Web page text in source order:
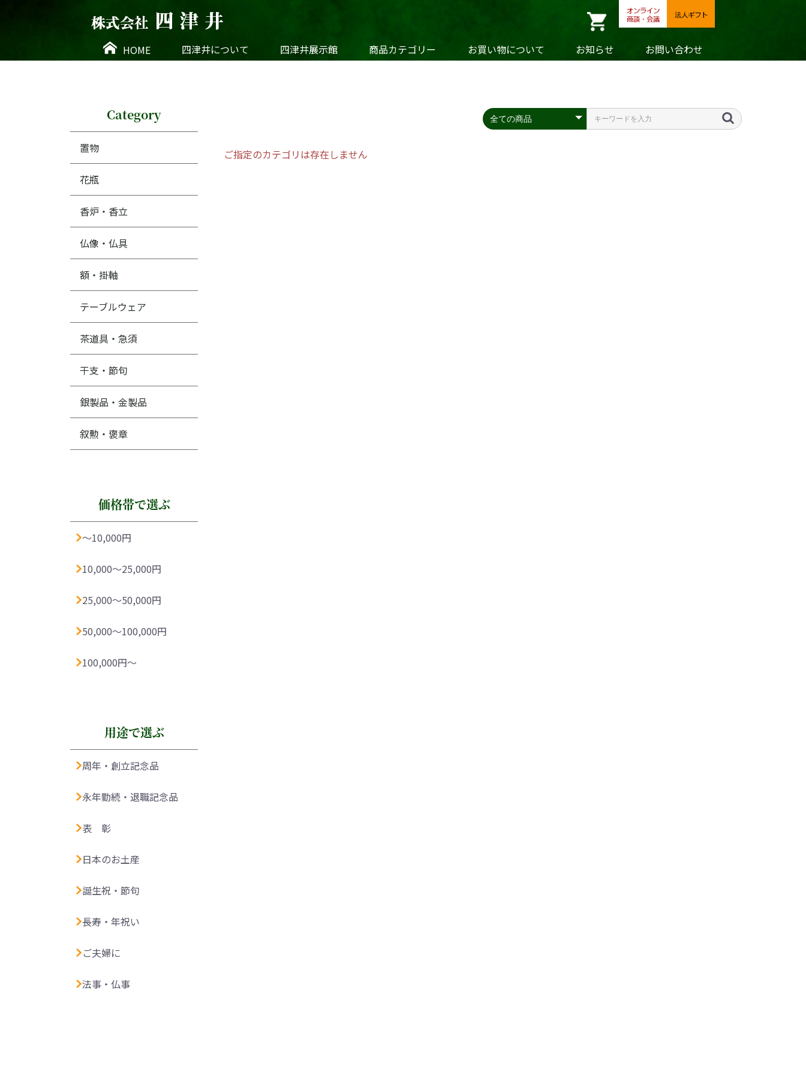
HOME 四津井について 四津井展示館 商品カテゴリー お買い物について お知らせ お問い合わせ
Category
置物
花瓶
香炉・香立
仏像・仏具
額・掛軸
テーブルウェア
茶道具・急須
干支・節句
銀製品・金製品
叙勲・褒章
価格帯で選ぶ
〜10,000円
10,000〜25,000円
25,000〜50,000円
50,000〜100,000円
100,000円〜
用途で選ぶ
周年・創立記念品
永年勤続・退職記念品
表 彰
日本のお土産
誕生祝・節句
長寿・年祝い
ご夫婦に
法事・仏事
ご指定のカテゴリは存在しません